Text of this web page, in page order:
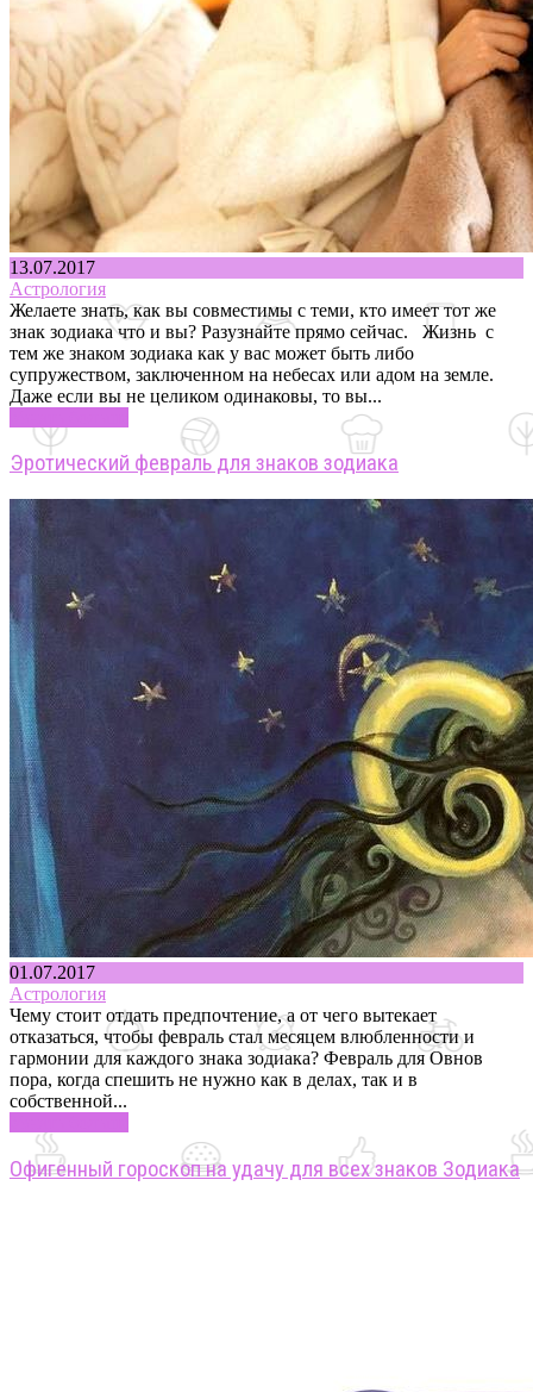
13.07.2017
Астрология
Желаете знать, как вы совместимы с теми, кто имеет тот же
знак зодиака что и вы? Разузнайте прямо сейчас. Жизнь с
тем же знаком зодиака как у вас может быть либо
супружеством, заключенном на небесах или адом на земле.
Даже если вы не целиком одинаковы, то вы...
Эротический февраль для знаков зодиака
01.07.2017
Астрология
Чему стоит отдать предпочтение, а от чего вытекает
отказаться, чтобы февраль стал месяцем влюбленности и
гармонии для каждого знака зодиака? Февраль для Овнов
пора, когда спешить не нужно как в делах, так и в
собственной...
Офигенный гороскоп на удачу для всех знаков Зодиака